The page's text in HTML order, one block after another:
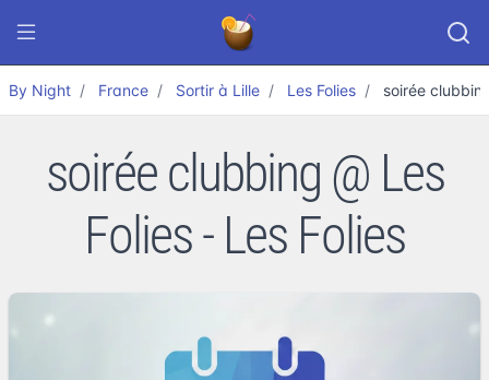
By Night France Sortir à Lille Les Folies soirée
soirée clubbing @ Les
Folies - Les Folies